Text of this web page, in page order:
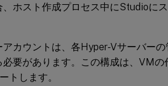
ホスト作成プロセス中にStudioに
カウントは、各Hyper-Vサーバーの
要があります。この構成は、VM
トします。